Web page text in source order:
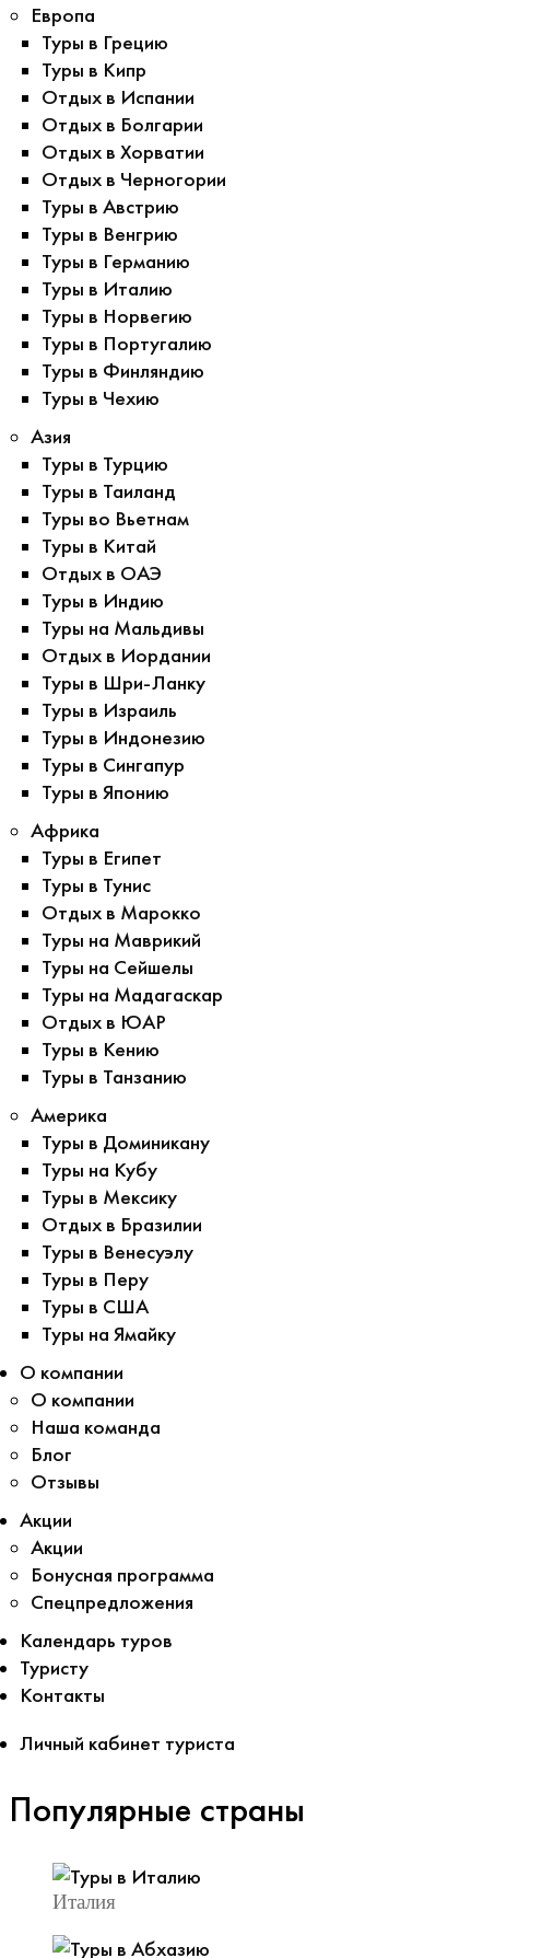
Европа
Туры в Грецию
Туры в Кипр
Отдых в Испании
Отдых в Болгарии
Отдых в Хорватии
Отдых в Черногории
Туры в Австрию
Туры в Венгрию
Туры в Германию
Туры в Италию
Туры в Норвегию
Туры в Португалию
Туры в Финляндию
Туры в Чехию
Азия
Туры в Турцию
Туры в Таиланд
Туры во Вьетнам
Туры в Китай
Отдых в ОАЭ
Туры в Индию
Туры на Мальдивы
Отдых в Иордании
Туры в Шри-Ланку
Туры в Израиль
Туры в Индонезию
Туры в Сингапур
Туры в Японию
Африка
Туры в Египет
Туры в Тунис
Отдых в Марокко
Туры на Маврикий
Туры на Сейшелы
Туры на Мадагаскар
Отдых в ЮАР
Туры в Кению
Туры в Танзанию
Америка
Туры в Доминикану
Туры на Кубу
Туры в Мексику
Отдых в Бразилии
Туры в Венесуэлу
Туры в Перу
Туры в США
Туры на Ямайку
О компании
О компании
Наша команда
Блог
Отзывы
Акции
Акции
Бонусная программа
Спецпредложения
Календарь туров
Туристу
Контакты
Личный кабинет туриста
Популярные страны
Италия